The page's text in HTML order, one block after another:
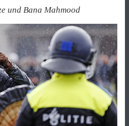
und Bana Mahmood